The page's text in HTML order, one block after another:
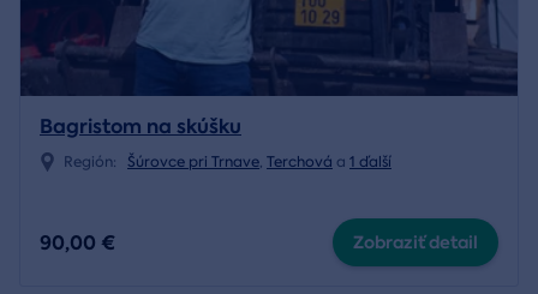
Bagristom na skúšku
Región: Šúrovce pri Trnave, Terchová a 1 ďalší
90,00 € Zobraziť detail